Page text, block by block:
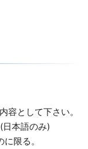
容として下さい。
本語のみ)
限る。